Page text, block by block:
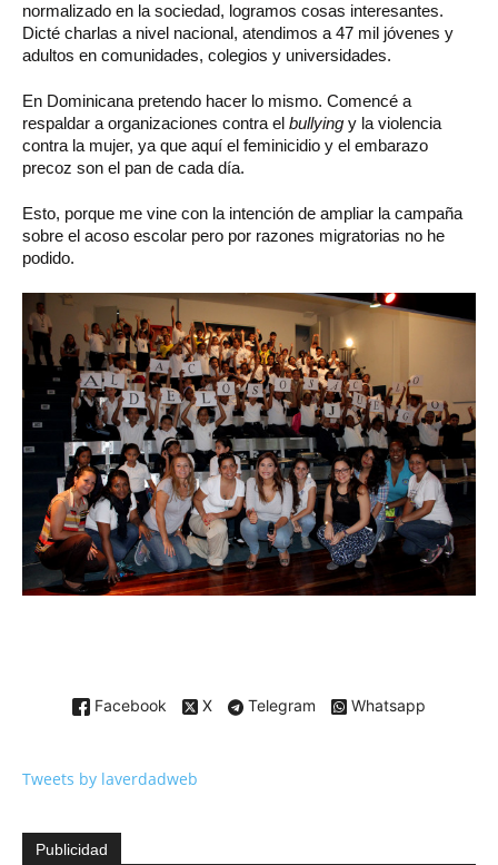
normalizado en la sociedad, logramos cosas interesantes.
Dicté charlas a nivel nacional, atendimos a 47 mil jóvenes y
adultos en comunidades, colegios y universidades.
En Dominicana pretendo hacer lo mismo. Comencé a
respaldar a organizaciones contra el bullying y la violencia
contra la mujer, ya que aquí el feminicidio y el embarazo
precoz son el pan de cada día.
Esto, porque me vine con la intención de ampliar la campaña
sobre el acoso escolar pero por razones migratorias no he
podido.
Facebook X Telegram Whatsapp
Tweets by laverdadweb
Publicidad